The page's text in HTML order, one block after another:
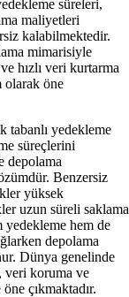
süreleri,
maliyetleri
kalabilmektedir.
mimarisiyle
hızlı veri kurtarma
öne
tabanlı yedekleme
süreçlerini
depolama
Benzersiz
yüksek
uzun süreli saklama
yedekleme hem de
depolama
Dünya genelinde
veri koruma ve
çıkmaktadır.